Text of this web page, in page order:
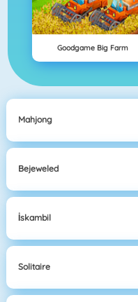
Goodgame Big Farm
Mahjong
Bejeweled
İskambil
Solitaire